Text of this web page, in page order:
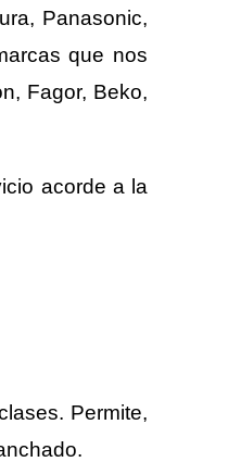
Panasonic,
que nos
Fagor, Beko,
acorde a la
Permite,